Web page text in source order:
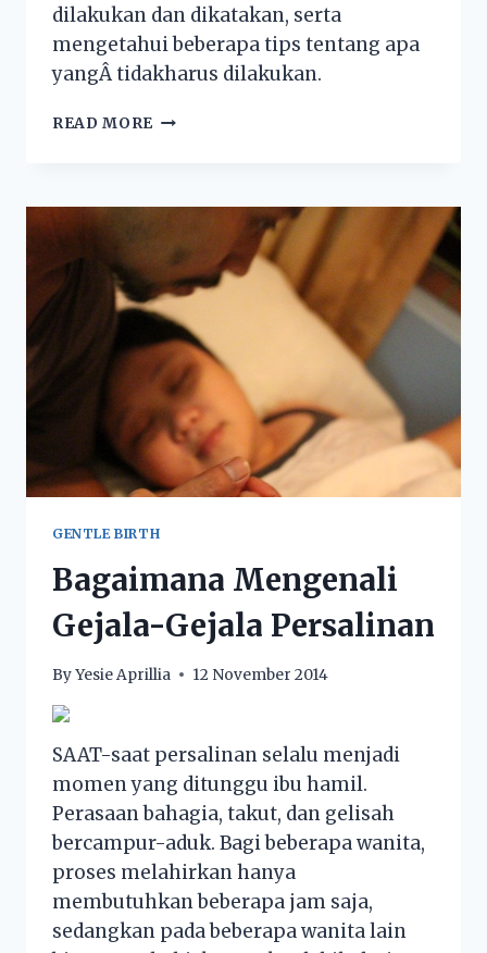
dilakukan dan dikatakan, serta
mengetahui beberapa tips tentang apa
yangÂ tidakharus dilakukan.
READ MORE
GENTLE BIRTH
Bagaimana Mengenali
Gejala-Gejala Persalinan
ByYesie Aprillia 12 November 2014
SAAT-saat persalinan selalu menjadi
momen yang ditunggu ibu hamil.
Perasaan bahagia, takut, dan gelisah
bercampur-aduk. Bagi beberapa wanita,
proses melahirkan hanya
membutuhkan beberapa jam saja,
sedangkan pada beberapa wanita lain